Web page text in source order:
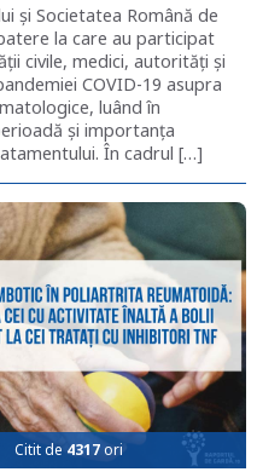
și Societatea Română de
la care au participat
civile, medici, autorități și
COVID-19 asupra
luând în
și importanța
În cadrul […]
Citit de4317ori